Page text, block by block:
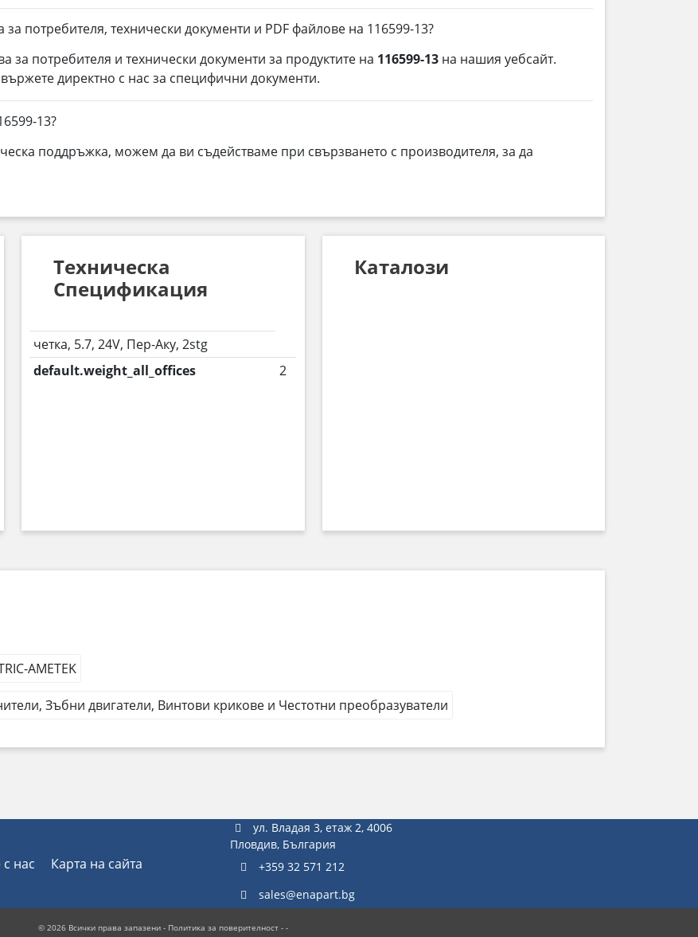
потребителя, технически документи и PDF файлове на 116599-13?
за потребителя и технически документи за продуктите на 116599-13 на нашия уебсайт.
директно с нас за специфични документи.
13?
поддръжка, можем да ви съдействаме при свързването с производителя, за да
Техническа
Спецификация
четка, 5.7, 24V, Пер-Аку, 2stg
default.weight_all_offices
2
Каталози
AMETEK
Зъбни двигатели, Винтови крикове и Честотни преобразуватели
нас Карта на сайта
ул. Владая 3, етаж 2, 4006
Пловдив, България
+359 32 571 212
sales@enapart.bg
© 2026 Всички права запазени - Политика за поверителност - -